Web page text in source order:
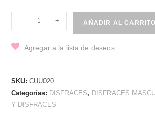
CAPITANO
DELL'AEREO
cantidad
- + AÑADIR AL CARRITO
Agregar a la lista de deseos
SKU:CUU020
Categorías: DISFRACES, DISFRACES
Y DISFRACES